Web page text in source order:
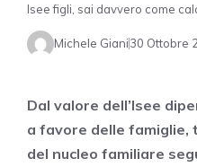
Isee figli, sai davvero come
Michele Giani30 Ottobre
Dal valore dell’Isee
a favore delle famiglie,
del nucleo familiare